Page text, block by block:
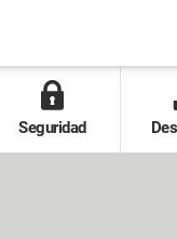
Seguridad